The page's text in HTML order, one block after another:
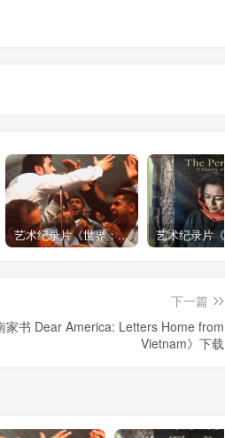
艺术纪录片《世界：新吉普赛之王 This World: The New Gypsy Kings》下载
下一篇
家书 Dear America: Letters Home from
Vietnam》下载